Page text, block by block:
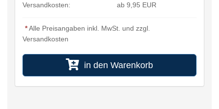
Versandkosten:
ab 9,95 EUR
*Alle Preisangaben inkl. MwSt. und zzgl.
Versandkosten
in den Warenkorb